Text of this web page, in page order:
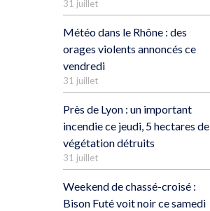
31 juillet
Météo dans le Rhône : des
orages violents annoncés ce
vendredi
31 juillet
Près de Lyon : un important
incendie ce jeudi, 5 hectares de
végétation détruits
31 juillet
Weekend de chassé-croisé :
Bison Futé voit noir ce samedi